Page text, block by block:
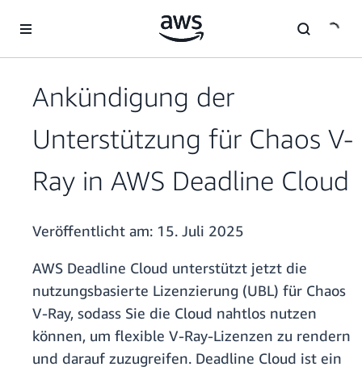
Überspringen zum Hauptinhalt
Ankündigung der
Unterstützung für Chaos V-
Ray in AWS Deadline Cloud
Veröffentlicht am: 15. Juli 2025
AWS Deadline Cloud unterstützt jetzt die
nutzungsbasierte Lizenzierung (UBL) für Chaos
V-Ray, sodass Sie die Cloud nahtlos nutzen
können, um flexible V-Ray-Lizenzen zu rendern
und darauf zuzugreifen. Deadline Cloud ist ein